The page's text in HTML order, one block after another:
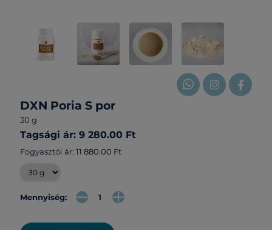
DXN Poria S por
30 g
Tagsági ár: 9 280.00 Ft
Fogyasztói ár: 11 880.00 Ft
Mennyiség: